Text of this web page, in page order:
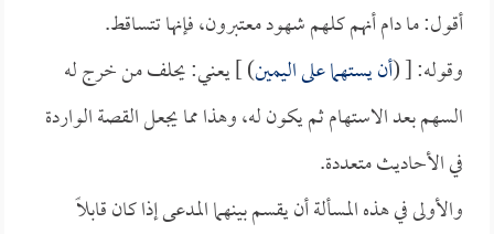
أقول: ما دام أنهم كلهم شهود معتبرون، فإنها تتساقط.
وقوله: [ (أن يستهما على اليمين) ] يعني: يحلف من خرج له
السهم بعد الاستهام ثم يكون له، وهذا مما يجعل القصة الواردة
في الأحاديث متعددة.
والأولى في هذه المسألة أن يقسم بينهما المدعى إذا كان قابلاً